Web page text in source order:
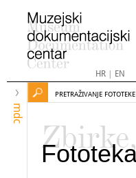
HR| EN
mdc
PRETRAŽIVANJE FOTOTEKE